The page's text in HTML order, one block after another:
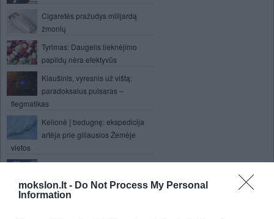
mokslon.lt - Do Not Process My Personal
Information
Cigaretės pražudys milijardą
žmonių
Tyrimas: Daugelis lieknėjimo
papildų nėra efektyvūs
Kiaušinis, vyresnis už vištą:
paradoksalus pulsaras –
flegmatikas
Kelionė į bedugnę: ekspedicija
artėja prie giliausios Žemėje
vietos
Nauji Izraelio tankai – su
Ekstremalumą mėgstančios